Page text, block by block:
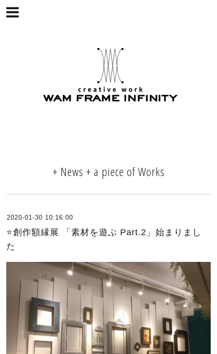
+ News + a piece of Works
2020-01-30 10:16:00
⭐️創作額縁展 「素材を遊ぶ Part.2」始まりまし
た